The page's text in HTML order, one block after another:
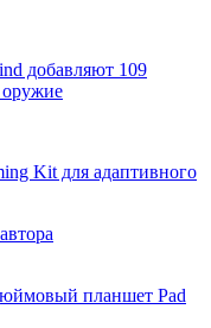
добавляют 109
оружие
Kit для адаптивного
планшет Pad